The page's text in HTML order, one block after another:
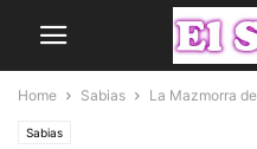
Home Sabias La Mazmorra
Sabias